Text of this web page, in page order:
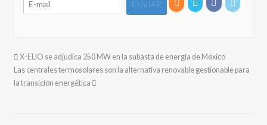
X-ELIO se adjudica 250 MW en la subasta de energía de México
Las centrales termosolares son la alternativa renovable gestionable para
la transición energética